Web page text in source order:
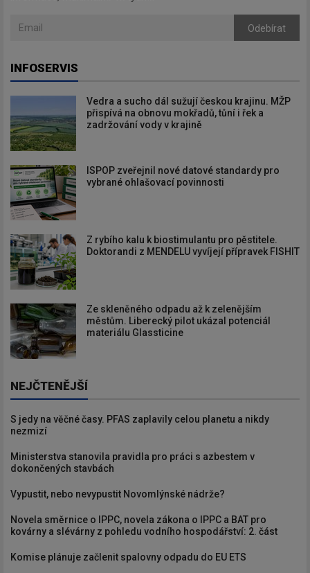
Odebírat
INFOSERVIS
Vedra a sucho dál sužují českou krajinu. MŽP
přispívá na obnovu mokřadů, tůní i řek a
zadržování vody v krajině
ISPOP zveřejnil nové datové standardy pro
vybrané ohlašovací povinnosti
Z rybího kalu k biostimulantu pro pěstitele.
Doktorandi z MENDELU vyvíjejí přípravek FISHIT
Ze skleněného odpadu až k zelenějším
městům. Liberecký pilot ukázal potenciál
materiálu Glassticine
NEJČTENĚJŠÍ
S jedy na věčné časy. PFAS zaplavily celou planetu a nikdy
nezmizí
Ministerstva stanovila pravidla pro práci s azbestem v
dokončených stavbách
Vypustit, nebo nevypustit Novomlýnské nádrže?
Novela směrnice o IPPC, novela zákona o IPPC a BAT pro
kovárny a slévárny z pohledu vodního hospodářství: 2. část
Komise plánuje začlenit spalovny odpadu do EU ETS